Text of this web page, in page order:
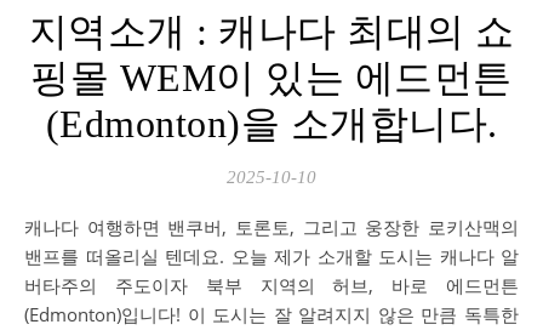
지역소개 : 캐나다 최대의 쇼
핑몰 WEM이 있는 에드먼튼
(Edmonton)을 소개합니다.
2025-10-10
캐나다 여행하면 밴쿠버, 토론토, 그리고 웅장한 로키산맥의
밴프를 떠올리실 텐데요. 오늘 제가 소개할 도시는 캐나다 알
버타주의 주도이자 북부 지역의 허브, 바로 에드먼튼
(Edmonton)입니다! 이 도시는 잘 알려지지 않은 만큼 독특한